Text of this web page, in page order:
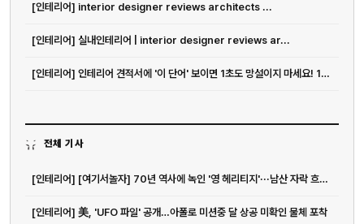
[인테리어] interior designer reviews architects ...
[인테리어] 실내인테리어 | interior designer reviews ar...
[인테리어] 인테리어 견적서에 '이 단어' 보이면 1초도 망설이지 마세요! 10...
전체 기사
[인테리어] [여기서놀자] 70년 역사에 녹인 '영 헤리티지'···남산 자락 흐르는 앰...
[인테리어] 美, 'UFO 파일' 공개…아폴로 미션중 달 상공 미확인 물체 포착